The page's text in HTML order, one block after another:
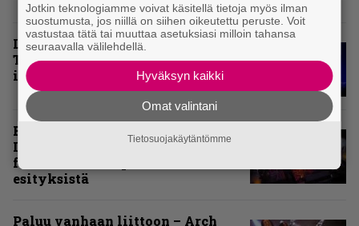
Livearvio: Loppuunmyyty
Tavastia saatteli Sepulturan
ikiuneen
Rokki Raikasi Tampereella –
Infernon neljä väkevää nostoa
festarin kakkospäivän
esityksistä
Paluu vanhaan liittoon – Arch
Jotkin teknologiamme voivat käsitellä tietoja myös ilman
suostumusta, jos niillä on siihen oikeutettu peruste. Voit
vastustaa tätä tai muuttaa asetuksiasi milloin tahansa
seuraavalla välilehdellä.
Hyväksyn kaikki
Omat valintani
Tietosuojakäytäntömme